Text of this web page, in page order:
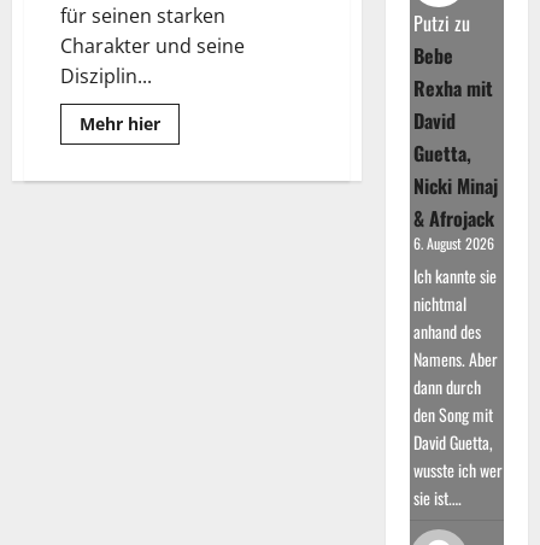
für seinen starken
Charakter und seine
Disziplin...
Mehr hierRead
more
K:
Putzi zu
Bebe
Rexha mit
David
Guetta,
Nicki Minaj
& Afrojack
6. August 2026
Ich kannte sie
nichtmal
anhand des
Namens. Aber
dann durch
den Song mit
David Guetta,
wusste ich wer
sie ist.…